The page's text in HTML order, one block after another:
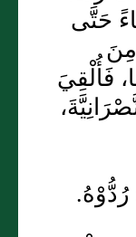
حَتَّى
مِنَ
فَأُلْقِيَ